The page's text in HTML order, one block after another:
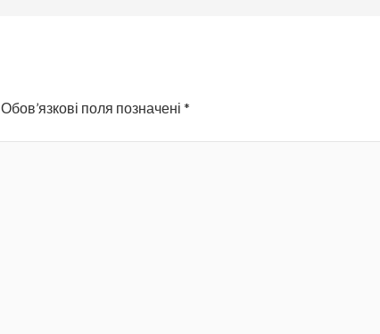
Обов’язкові поля позначені *